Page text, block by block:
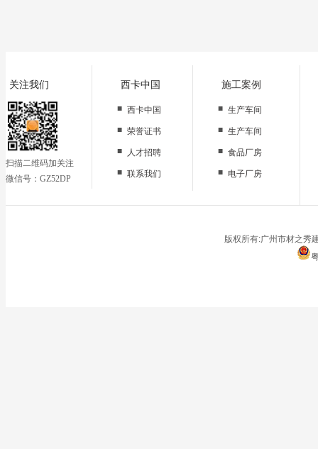
关注我们
扫描二维码加关注
微信号：GZ52DP
西卡中国
■ 西卡中国
■ 荣誉证书
■
人才招聘
■ 联系我们
施工案例
■ 生产车间
■ 生产车间
■ 食品厂房
■ 电子厂房
停车场
版权所有:广州市材之